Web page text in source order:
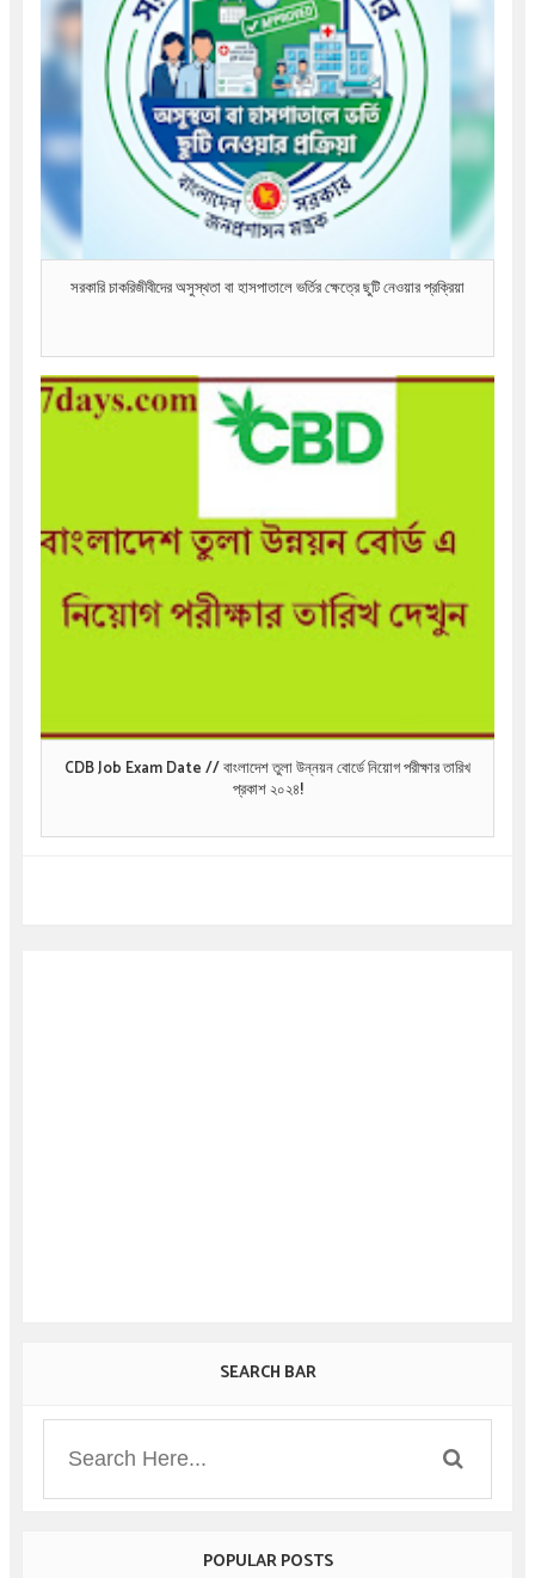
সরকারি চাকরিজীবীদের অসুস্থতা বা হাসপাতালে ভর্তির ক্ষেত্রে ছুটি নেওয়ার প্রক্রিয়া
CDB Job Exam Date // বাংলাদেশ তুলা উন্নয়ন বোর্ডে নিয়োগ পরীক্ষার তারিখ
প্রকাশ ২০২৪!
SEARCH BAR
POPULAR POSTS